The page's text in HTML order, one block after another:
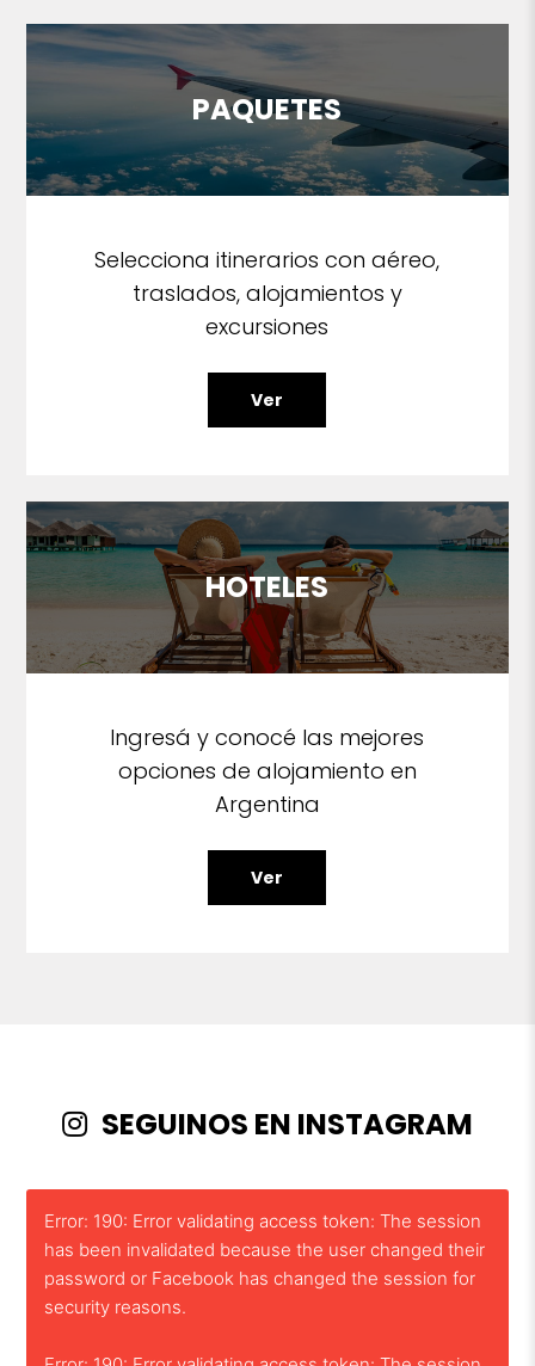
PAQUETES
Selecciona itinerarios con aéreo,
traslados, alojamientos y
excursiones
Ver
HOTELES
Ingresá y conocé las mejores
opciones de alojamiento en
Argentina
Ver
SEGUINOS EN INSTAGRAM
Error: 190: Error validating access token: The session
has been invalidated because the user changed their
password or Facebook has changed the session for
security reasons.